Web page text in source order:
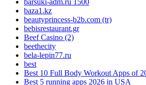
baza1.kz
beautyprincess-b2b.com (tr)
bebisrestaurant.gr
Beef Casino (2)
beethecity
bela-lepin77.ru
best
Best 10 Full Body Workout Apps of
Best 5 running apps 2026 in USA